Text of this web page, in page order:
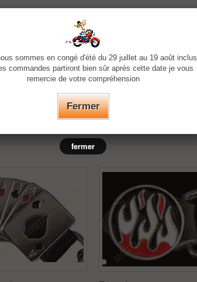
gilet français ou l'attache était en forme de têton.)
sommes en congé d'été du 29 juillet au 19 août inclus
commandes partiront bien sûr après cette date je vous
remercie de votre compréhension
Fermer
fermer